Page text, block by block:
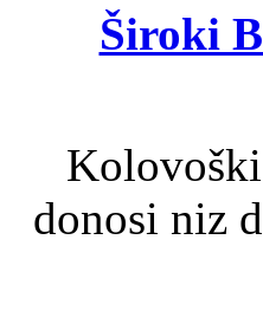
Široki
donosi niz